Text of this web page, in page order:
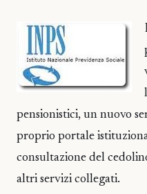
pensionistici, un nuovo
proprio portale
consultazione del
altri servizi collegati.